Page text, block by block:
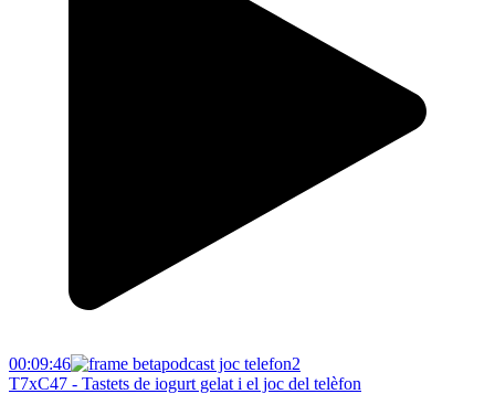
00:09:46
T7xC47 - Tastets de iogurt gelat i el joc del telèfon